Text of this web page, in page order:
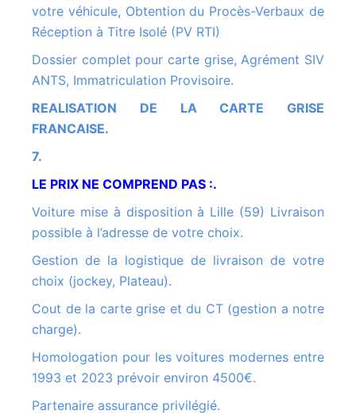
votre véhicule, Obtention du Procès-Verbaux de
Réception à Titre Isolé (PV RTI)
Dossier complet pour carte grise, Agrément SIV
ANTS, Immatriculation Provisoire.
REALISATION DE LA CARTE GRISE
FRANCAISE.
7.
LE PRIX NE COMPREND PAS :.
Voiture mise à disposition à Lille (59) Livraison
possible à l’adresse de votre choix.
Gestion de la logistique de livraison de votre
choix (jockey, Plateau).
Cout de la carte grise et du CT (gestion a notre
charge).
Homologation pour les voitures modernes entre
1993 et 2023 prévoir environ 4500€.
Partenaire assurance privilégié.